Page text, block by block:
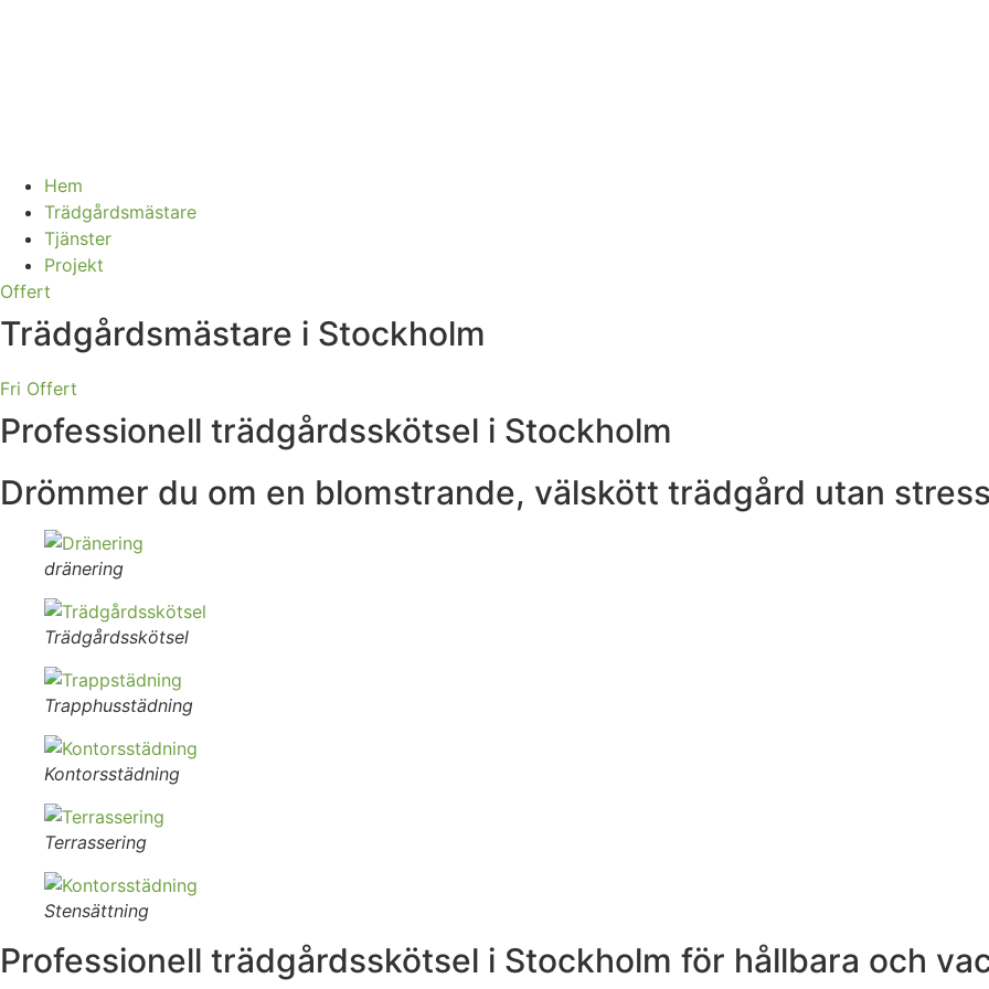
Hem
Trädgårdsmästare
Tjänster
Projekt
Offert
Trädgårdsmästare i Stockholm
Fri Offert
Professionell trädgårdsskötsel i Stockholm
Drömmer du om en blomstrande, välskött trädgård utan
dränering
Trädgårdsskötsel
Trapphusstädning
Kontorsstädning
Terrassering
Stensättning
Professionell trädgårdsskötsel i Stockholm för hållbara och